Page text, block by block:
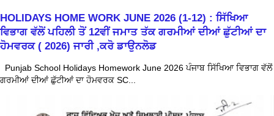
HOLIDAYS HOME WORK JUNE 2026 (1-12) : ਸਿੱਖਿਆ
ਵਿਭਾਗ ਵੱਲੋਂ ਪਹਿਲੀ ਤੋਂ 12ਵੀਂ ਜਮਾਤ ਤੱਕ ਗਰਮੀਆਂ ਦੀਆਂ ਛੁੱਟੀਆਂ ਦਾ
ਹੋਮਵਰਕ ( 2026) ਜਾਰੀ ,ਕਰੋ ਡਾਉਨਲੋਡ
Punjab School Holidays Homework June 2026 ਪੰਜਾਬ ਸਿੱਖਿਆ ਵਿਭਾਗ ਵੱਲੋਂ
ਗਰਮੀਆਂ ਦੀਆਂ ਛੁੱਟੀਆਂ ਦਾ ਹੋਮਵਰਕ SC...